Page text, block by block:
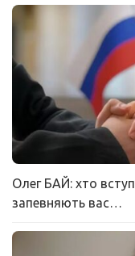
Олег БАЙ: хто
запевняють вас…